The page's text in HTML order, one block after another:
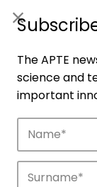
The APTE
science and
important